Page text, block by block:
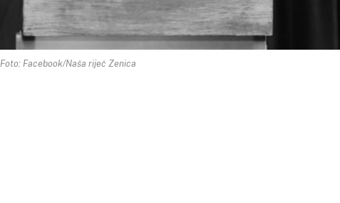
Foto: Facebook/Naša riječ Zenica